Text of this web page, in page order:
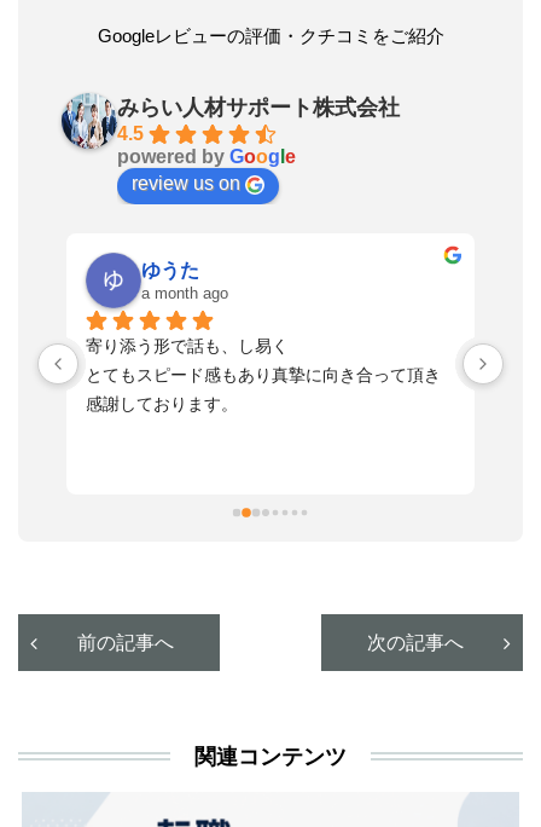
Googleレビューの評価・クチコミをご紹介
みらい人材サポート株式会社
4.5
powered by Goog e
review us on
ゆうた
a month ago
寄り添う形で話も、し易く
とてもスピード感もあり真摯に向き合って頂き
感謝しております。
前の記事へ 次の記事へ
関連コンテンツ